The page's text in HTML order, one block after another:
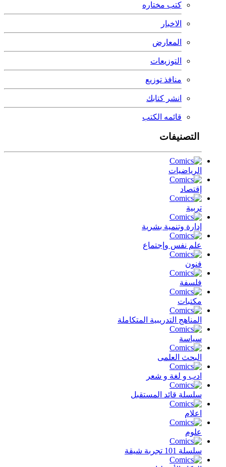
كتب مختاره
الاخبار
المعارض
التوزيعات
منافذ توزيع
انشر كتابك
قائمه الكتب
التصنيفات
الرياضيات
إقتصاد
تربية
إدارة وتنمية بشرية
علم نفس وإجتماع
فنون
فلسفة
مكتبات
المناهج التدريبية المتكاملة
سياسة
البحث العلمى
ادب و لغة و شعر
سلسلة قائد المستقبل
اعلام
علوم
سلسلة 101 تجربة شيقة